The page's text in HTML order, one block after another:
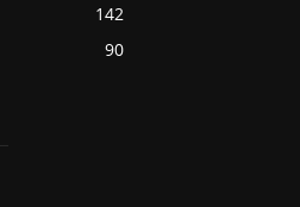
142
90